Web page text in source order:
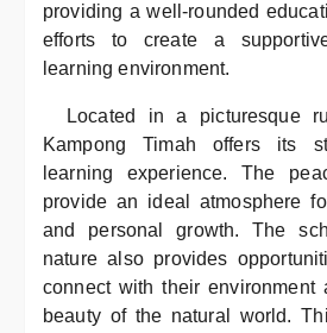
providing a well-rounded
efforts to create a
learning environment.
Located in a picturesque
Kampong Timah offers its
learning experience. The
provide an ideal atmosphere
and personal growth. The
nature also provides
connect with their environment
beauty of the natural world.